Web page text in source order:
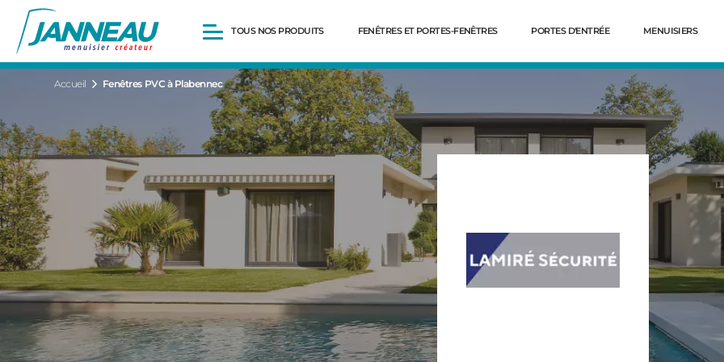
TOUS NOS PRODUITS
Portes d’entrée
Volets roulants
Portails et portillons
Carports
Clôtures
FENÊTRES ET PORTES-FENÊTRES PORTES D'ENTRÉE MENUISIERS
Accueil Fenêtres PVC à Plabennec